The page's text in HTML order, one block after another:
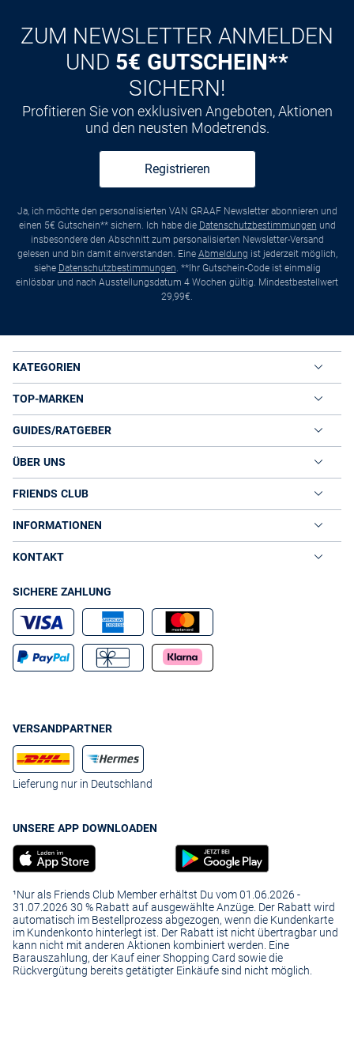
ZUM NEWSLETTER ANMELDEN
UND 5€ GUTSCHEIN**
SICHERN!
Profitieren Sie von exklusiven Angeboten, Aktionen
und den neusten Modetrends.
Registrieren
Ja, ich möchte den personalisierten VAN GRAAF Newsletter abonnieren und
einen 5€ Gutschein** sichern. Ich habe die Datenschutzbestimmungen und
insbesondere den Abschnitt zum personalisierten Newsletter-Versand
gelesen und bin damit einverstanden. Eine Abmeldung ist jederzeit möglich,
siehe Datenschutzbestimmungen. **Ihr Gutschein-Code ist einmalig
einlösbar und nach Ausstellungsdatum 4 Wochen gültig. Mindestbestellwert
29,99€.
KATEGORIEN
TOP-MARKEN
GUIDES/RATGEBER
ÜBER UNS
FRIENDS CLUB
INFORMATIONEN
KONTAKT
SICHERE ZAHLUNG
VERSANDPARTNER
Lieferung nur in Deutschland
UNSERE APP DOWNLOADEN
¹Nur als Friends Club Member erhältst Du vom 01.06.2026 -
31.07.2026 30 % Rabatt auf ausgewählte Anzüge. Der Rabatt wird
automatisch im Bestellprozess abgezogen, wenn die Kundenkarte
im Kundenkonto hinterlegt ist. Der Rabatt ist nicht übertragbar und
kann nicht mit anderen Aktionen kombiniert werden. Eine
Barauszahlung, der Kauf einer Shopping Card sowie die
Rückvergütung bereits getätigter Einkäufe sind nicht möglich.